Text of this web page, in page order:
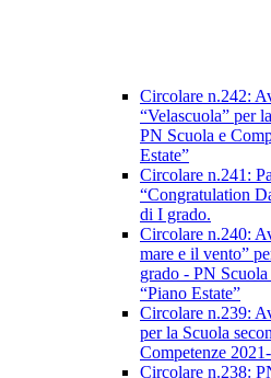
Circolare n.242:
“Velascuola” per
PN Scuola e
Estate”
Circolare n.241:
“Congratulation
di I grado.
Circolare n.240:
mare e il vento”
grado - PN
“Piano Estate”
Circolare n.239:
per la Scuola
Competenze
Circolare n.238: